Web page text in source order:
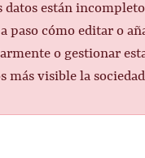
datos están
paso cómo editar o
o gestionar
más visible la